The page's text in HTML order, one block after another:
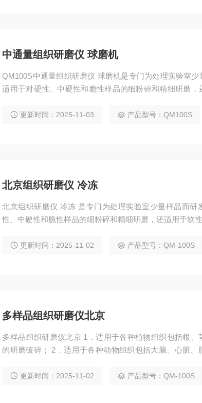
中通量组织研磨仪 球磨机
QM100S中通量组织研磨仪 球磨机是专门为处理实验室
适用于对硬性、中硬性和脆性样品的细粉碎和精细研磨，
更新时间：2025-11-03 产品型号：QM100S
北京组织研磨仪 冷冻
北京组织研磨仪 冷冻 是专门为处理实验室少量样品而研发的产品。其不仅适用于对硬
性、中硬性和脆性样品的细粉碎和精细研磨，还适用于软
更新时间：2025-11-02 产品型号：QM-100S
多样品组织研磨仪北京
多样品组织研磨仪北京 1．适用于各种植物组织包括根、
的研磨破碎； 2．适用于各种动物组织包括大脑、心脏、肺、胃、肝脏、胸腺、肾脏、
碎； 4．适用于食品、药品成分分析检测的研磨破碎；
更新时间：2025-11-02 产品型号：QM-100S